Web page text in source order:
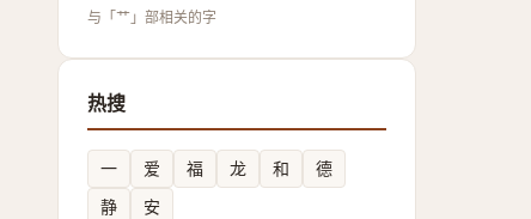
与「艹」部相关的字
热搜
一 爱 福 龙 和
德
静
安